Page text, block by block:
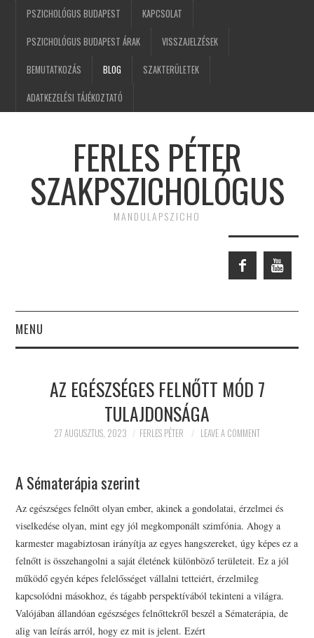
PSZICHOLÓGUS BUDAPEST KAPCSOLAT
PSZICHOLÓGUS BUDAPEST ÁRAK VISSZAJELZÉSEK
BEMUTATKOZÁS BLOG SZAKTERÜLETEK
ADATKEZELÉSI TÁJÉKOZTATÓ
FERLES PÉTER
SZAKPSZICHOLÓGUS
MANDULAPSZICHO
MENU
BUDAPEST
BEMUTATKOZÁS
PSZICHOLÓGUS
BUDAPEST ÁRAK
SZAKTERÜLETEK
EBOOKOK
AZ EGÉSZSÉGES FELNŐTT MÓD 7
TULAJDONSÁGA
27 AUGUSZTUS, 2023 FERLES PÉTER LEAVE A COMMENT
A Sématerápia szerint
Az egészséges felnőtt olyan ember, akinek a gondolatai, érzelmei és
viselkedése olyan, mint egy jól megkomponált szimfónia. Ahogy a
karmester magabiztosan irányítja az egyes hangszereket, úgy képes ez a
felnőtt is összehangolni a saját életének különböző területeit. Ez a jól
működő egyén képes felelősséget vállalni tetteiért, érzelmileg
kapcsolódni másokhoz, és tágabb perspektívából tekinteni a világra.
Valójában állandóan egészséges felnőttekről beszél a Sématerápia, de
alig van leírás arról, hogy ez mit is jelent. Ezért